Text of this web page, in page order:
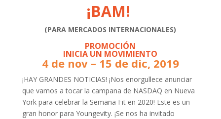
¡BAM!
(PARA MERCADOS INTERNACIONALES)
PROMOCIÓN
INICIA UN MOVIMIENTO
4 de nov – 15 de dic, 2019
¡HAY GRANDES NOTICIAS! ¡Nos enorgullece anunciar
que vamos a tocar la campana de NASDAQ en Nueva
York para celebrar la Semana Fit en 2020! Este es un
gran honor para Youngevity. ¡Se nos ha invitado